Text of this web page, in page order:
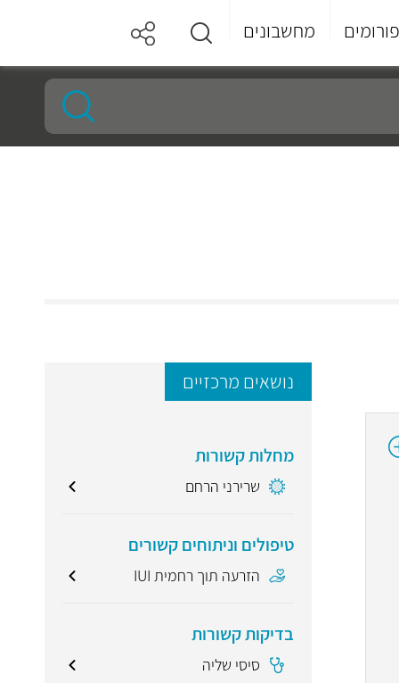
פורומים מחשבונים
נושאים מרכזיים
מחלות קשורות
שרירני הרחם
טיפולים וניתוחים קשורים
הזרעה תוך רחמית IUI
בדיקות קשורות
סיסי שליה